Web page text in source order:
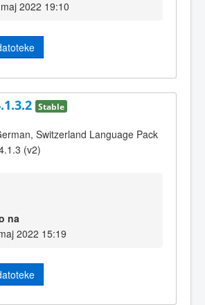
2022 19:10
Stable
Switzerland Language Pack
(v2)
na
2022 15:19